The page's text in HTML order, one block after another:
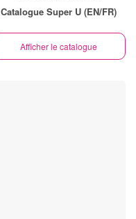
Catalogue Super U (EN/FR)
Afficher le catalogue